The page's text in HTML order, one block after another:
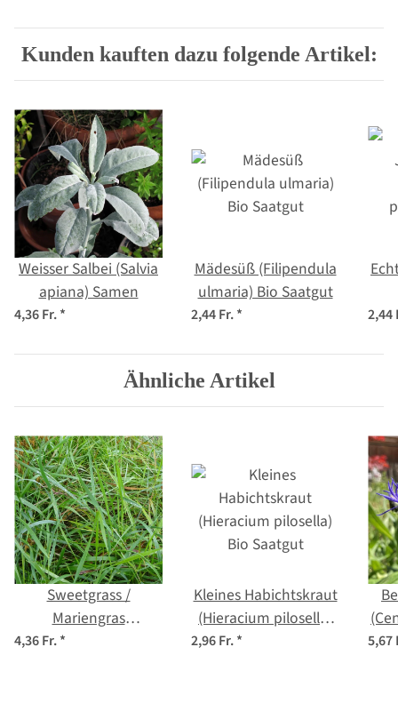
Kunden kauften dazu folgende Artikel:
Weisser Salbei (Salvia
apiana) Samen
4,36 Fr.*
Mädesüß (Filipendula
ulmaria) Bio Saatgut
2,44 Fr.* 2,44
Ähnliche Artikel
Sweetgrass /
Mariengras
(Hierochloe odorata)
4,36 Fr.*
Kleines Habichtskraut
(Hieracium pilosella)
Bio Saatgut
2,96 Fr.* 5,67